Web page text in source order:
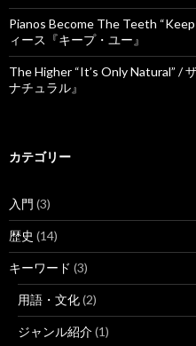
Pianos Become The Teeth
ィース『キープ・ユー』
The Higher “It’s Only Natural” /
ナチュラル』
カテゴリー
入門 (3)
歴史 (14)
キーワード (3)
用語・文化(2)
ジャンル紹介(1)